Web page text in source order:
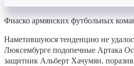
Фиаско армянских футбольных
Наметившуюся тенденцию не
Люксембурге подопечные Артака
защитник Альберт Хачумян,